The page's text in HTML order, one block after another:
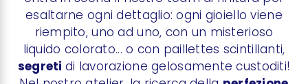
esaltarne ogni dettaglio: ogni gioiello viene
riempito, uno ad uno, con un misterioso
liquido colorato... o con paillettes scintillanti,
segreti di lavorazione gelosamente custoditi!